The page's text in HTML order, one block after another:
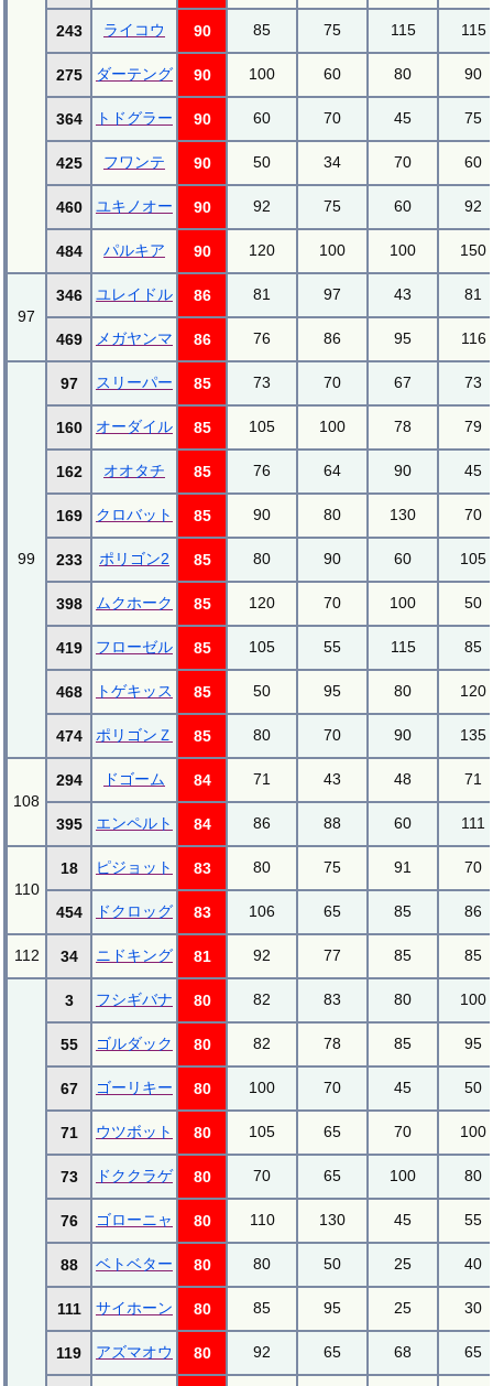
243 ライコウ 90 85 75 115 115
275 ダーテング 90 100 60 80 90
364 トドグラー 90 60 70 45 75
425 フワンテ 90 50 34 70 60
460 ユキノオー 90 92 75 60 92
484 パルキア 90 120 100 100 150
97
346 ユレイドル 86 81 97 43 81
469 メガヤンマ 86 76 86 95 116
99
97 スリーパー 85 73 70 67 73
160 オーダイル 85 105 100 78 79
162 オオタチ 85 76 64 90 45
169 クロバット 85 90 80 130 70
233 ポリゴン2 85 80 90 60 105
398 ムクホーク 85 120 70 100 50
419 フローゼル 85 105 55 115 85
468 トゲキッス 85 50 95 80 120
474 ポリゴンＺ 85 80 70 90 135
108
294 ドゴーム 84 71 43 48 71
395 エンペルト 84 86 88 60 111
110
18 ピジョット 83 80 75 91 70
454 ドクロッグ 83 106 65 85 86
112 34 ニドキング 81 92 77 85 85
3 フシギバナ 80 82 83 80 100
55 ゴルダック 80 82 78 85 95
67 ゴーリキー 80 100 70 45 50
71 ウツボット 80 105 65 70 100
73 ドククラゲ 80 70 65 100 80
76 ゴローニャ 80 110 130 45 55
88 ベトベター 80 80 50 25 40
111 サイホーン 80 85 95 25 30
119 アズマオウ 80 92 65 68 65